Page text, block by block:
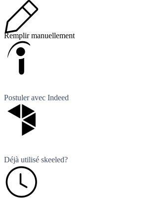
Remplir manuellement
Postuler avec Indeed
Déjà utilisé skeeled?